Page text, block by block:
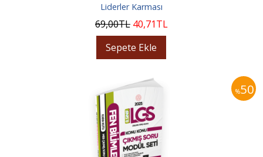
Liderler Karması
69,00TL 40,71TL
Sepete Ekle
%50